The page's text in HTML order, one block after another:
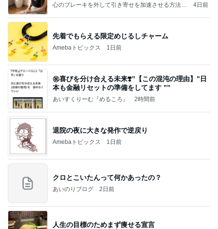
心のブレーキを外して引き寄せを加速させる方法：
4日前
先着でもらえる限定めじるしチャーム
Amebaトピックス 1日前
㊗️喜びを分け合える未来❣️”【この混沌の理由】”⽇
本も⾦融リセットの準備をしてます ””
あいすくりーむ『めるころ』 2時間前
退院の夜に大きな発作で逆戻り
Amebaトピックス 1日前
クロとこいたんって何かあったの？
あいのりブログ 2日前
人生の目標のためまず痩せる宣言